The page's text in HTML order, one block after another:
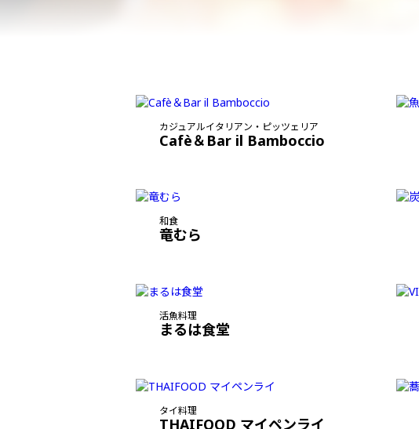
カジュアルイタリアン・ピッツェリア
Cafè＆Bar il Bamboccio
和食
竜むら
活魚料理
まるは食堂
タイ料理
THAIFOOD マイペンライ